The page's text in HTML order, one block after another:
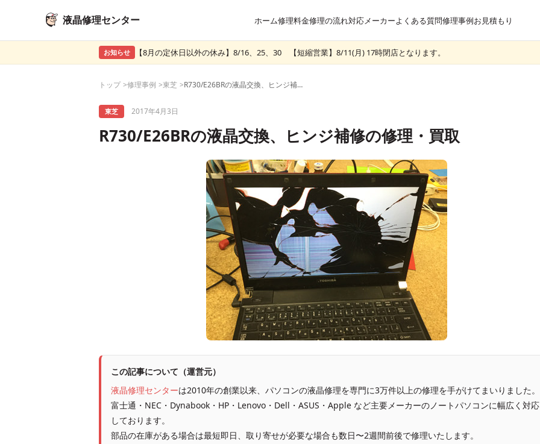
液晶修理センター ホーム修理料金修理の流れ対応メーカーよくある質問修理事例お見積もり
お知らせ 【8月の定休日以外の休み】8/16、25、30 【短縮営業】8/11(月) 17時閉店となります。
トップ 修理事例 東芝 R730/E26BRの液晶交換、ヒンジ補修の修理・買取
東芝 2017年4月3日
R730/E26BRの液晶交換、ヒンジ補修の修理・買取
この記事について（運営元）
液晶修理センターは2010年の創業以来、パソコンの液晶修理を専門に3万件以上の修理を手がけてまいりました。
富士通・NEC・Dynabook・HP・Lenovo・Dell・ASUS・Apple など主要メーカーのノートパソコンに幅広く対応
しております。
部品の在庫がある場合は最短即日、取り寄せが必要な場合も数日〜2週間前後で修理いたします。